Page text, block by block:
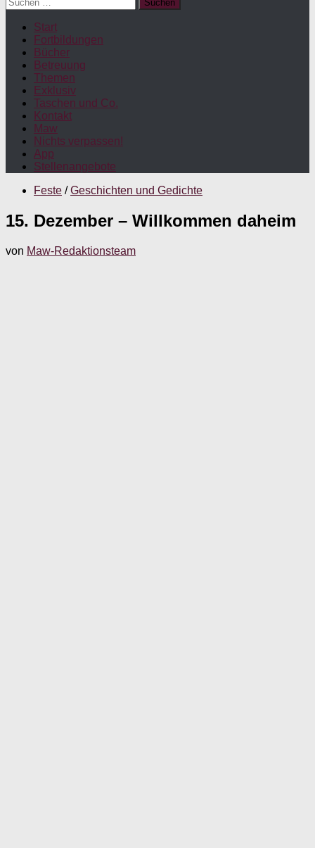
nach:
Start
Fortbildungen
Bücher
Betreuung
Themen
Exklusiv
Taschen und Co.
Kontakt
Maw
Nichts verpassen!
App
Stellenangebote
Feste / Geschichten und Gedichte
15. Dezember – Willkommen daheim
von Maw-Redaktionsteam